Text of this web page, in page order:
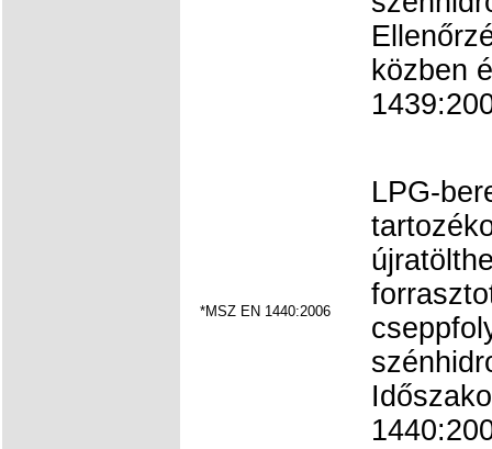
közben
*MSZ EN 1440:2006
LPG-